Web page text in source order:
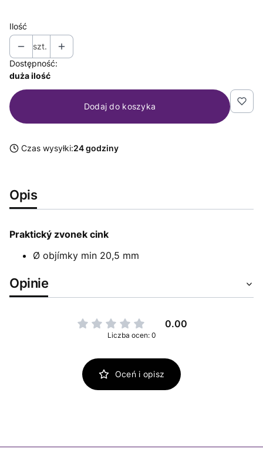
Ilość
szt.
Dostępność:
duża ilość
Dodaj do koszyka
Czas wysyłki:24 godziny
Opis
Praktický zvonek cink
Ø objímky min 20,5 mm
Opinie
0.00
Liczba ocen: 0
Oceń i opisz